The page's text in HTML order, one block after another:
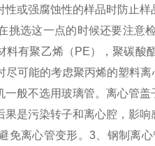
或强腐蚀性的样品时防止
挑选这一点的时候还要注意
料有聚乙烯（PE），聚碳
可能的考虑聚丙烯的塑料
般不选用玻璃管。离心管
是污染转子和离心腔，影
免离心管变形。3、钢制离